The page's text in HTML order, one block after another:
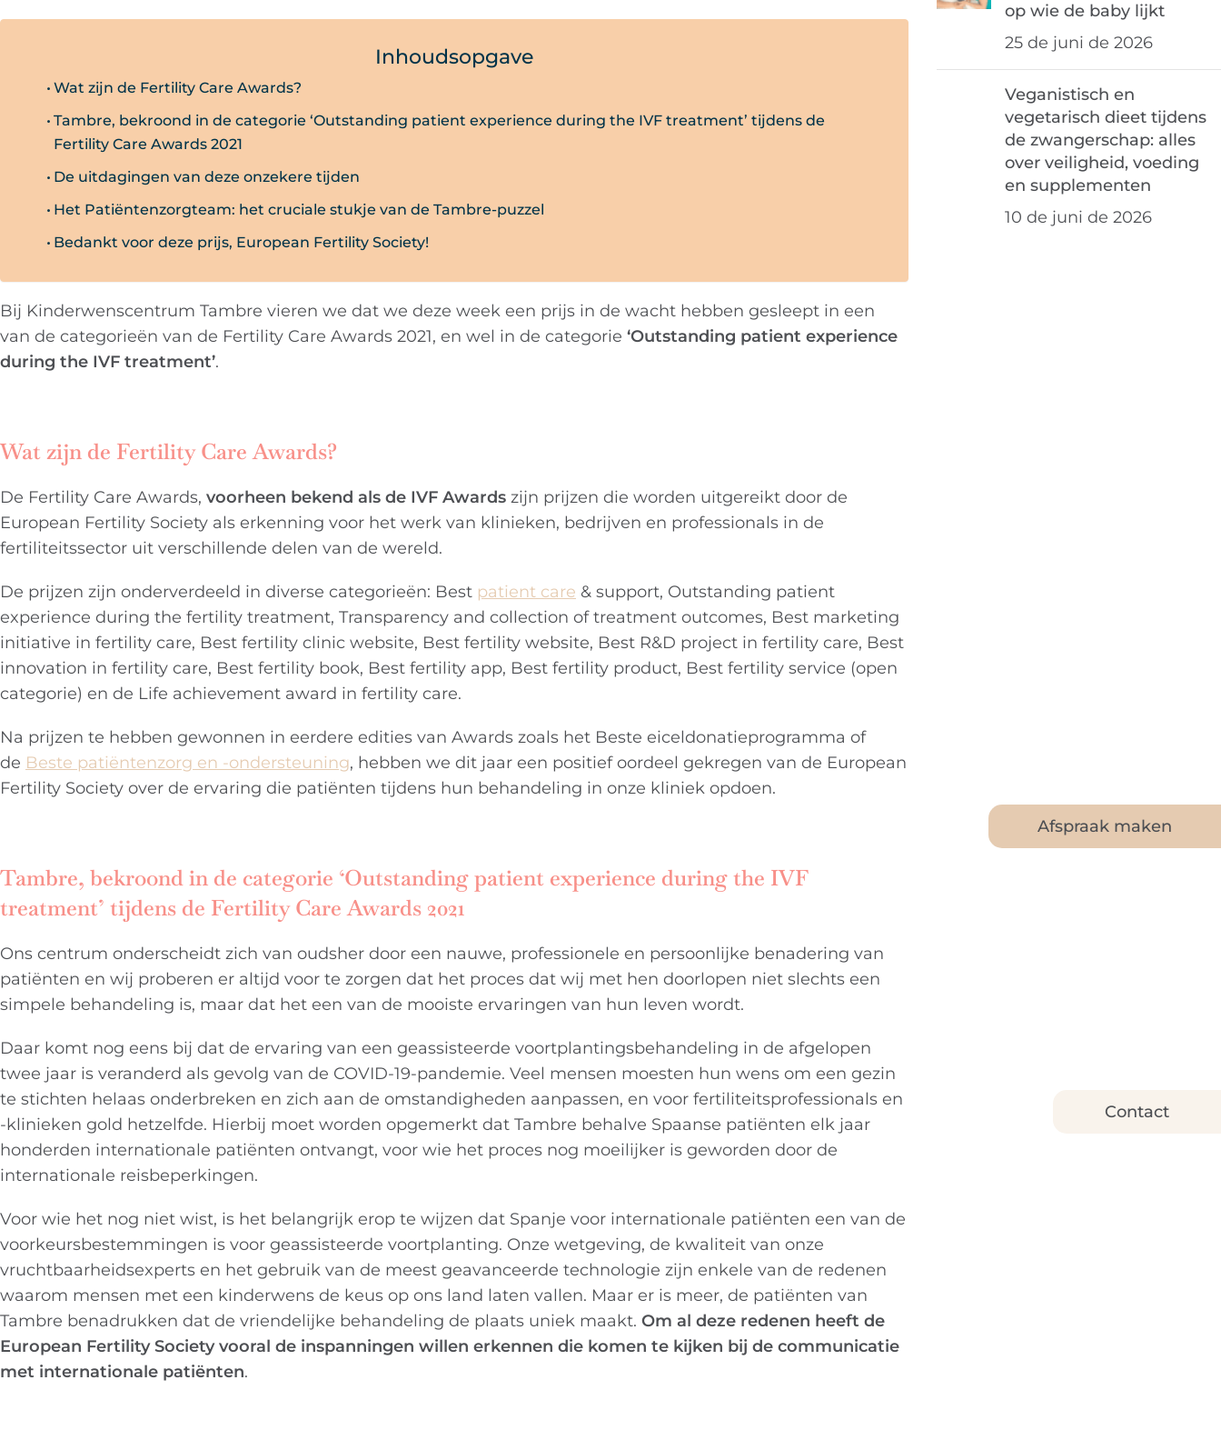
Inhoudsopgave
Wat zijn de Fertility Care Awards?
Tambre, bekroond in de categorie ‘Outstanding patient experience during the IVF treatment’ tijdens de
Fertility Care Awards 2021
De uitdagingen van deze onzekere tijden
Het Patiëntenzorgteam: het cruciale stukje van de Tambre-puzzel
Bedankt voor deze prijs, European Fertility Society!
Bij Kinderwenscentrum Tambre vieren we dat we deze week een prijs in de wacht hebben gesleept in een
van de categorieën van de Fertility Care Awards 2021, en wel in de categorie ‘Outstanding patient experience
during the IVF treatment’.
Wat zijn de Fertility Care Awards?
De Fertility Care Awards, voorheen bekend als de IVF Awards zijn prijzen die worden uitgereikt door de
European Fertility Society als erkenning voor het werk van klinieken, bedrijven en professionals in de
fertiliteitssector uit verschillende delen van de wereld.
De prijzen zijn onderverdeeld in diverse categorieën: Best patient care & support, Outstanding patient
experience during the fertility treatment, Transparency and collection of treatment outcomes, Best marketing
initiative in fertility care, Best fertility clinic website, Best fertility website, Best R&D project in fertility care, Best
innovation in fertility care, Best fertility book, Best fertility app, Best fertility product, Best fertility service (open
categorie) en de Life achievement award in fertility care.
Na prijzen te hebben gewonnen in eerdere edities van Awards zoals het Beste eiceldonatieprogramma of
de Beste patiëntenzorg en -ondersteuning, hebben we dit jaar een positief oordeel gekregen van de European
Fertility Society over de ervaring die patiënten tijdens hun behandeling in onze kliniek opdoen.
Tambre, bekroond in de categorie ‘Outstanding patient experience during the IVF
treatment’ tijdens de Fertility Care Awards 2021
Ons centrum onderscheidt zich van oudsher door een nauwe, professionele en persoonlijke benadering van
patiënten en wij proberen er altijd voor te zorgen dat het proces dat wij met hen doorlopen niet slechts een
simpele behandeling is, maar dat het een van de mooiste ervaringen van hun leven wordt.
Daar komt nog eens bij dat de ervaring van een geassisteerde voortplantingsbehandeling in de afgelopen
twee jaar is veranderd als gevolg van de COVID-19-pandemie. Veel mensen moesten hun wens om een gezin
te stichten helaas onderbreken en zich aan de omstandigheden aanpassen, en voor fertiliteitsprofessionals en
-klinieken gold hetzelfde. Hierbij moet worden opgemerkt dat Tambre behalve Spaanse patiënten elk jaar
honderden internationale patiënten ontvangt, voor wie het proces nog moeilijker is geworden door de
internationale reisbeperkingen.
Voor wie het nog niet wist, is het belangrijk erop te wijzen dat Spanje voor internationale patiënten een van de
voorkeursbestemmingen is voor geassisteerde voortplanting. Onze wetgeving, de kwaliteit van onze
vruchtbaarheidsexperts en het gebruik van de meest geavanceerde technologie zijn enkele van de redenen
waarom mensen met een kinderwens de keus op ons land laten vallen. Maar er is meer, de patiënten van
Tambre benadrukken dat de vriendelijke behandeling de plaats uniek maakt. Om al deze redenen heeft de
European Fertility Society vooral de inspanningen willen erkennen die komen te kijken bij de communicatie
met internationale patiënten.
op wie de baby lijkt
25 de juni de 2026
Veganistisch en
vegetarisch dieet tijdens
de zwangerschap: alles
over veiligheid, voeding
en supplementen
10 de juni de 2026
Afspraak maken
Contact